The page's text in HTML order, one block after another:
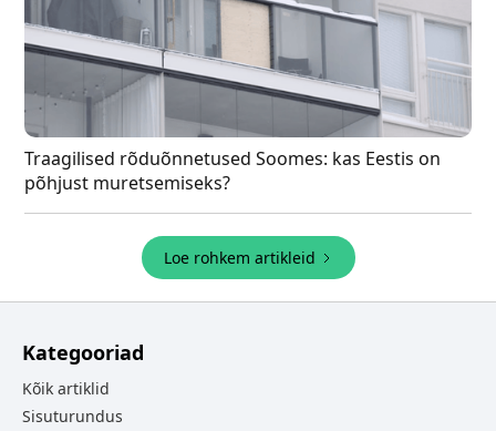
Traagilised rõduõnnetused Soomes: kas Eestis on
põhjust muretsemiseks?
Loe rohkem artikleid
Kategooriad
Kõik artiklid
Sisuturundus